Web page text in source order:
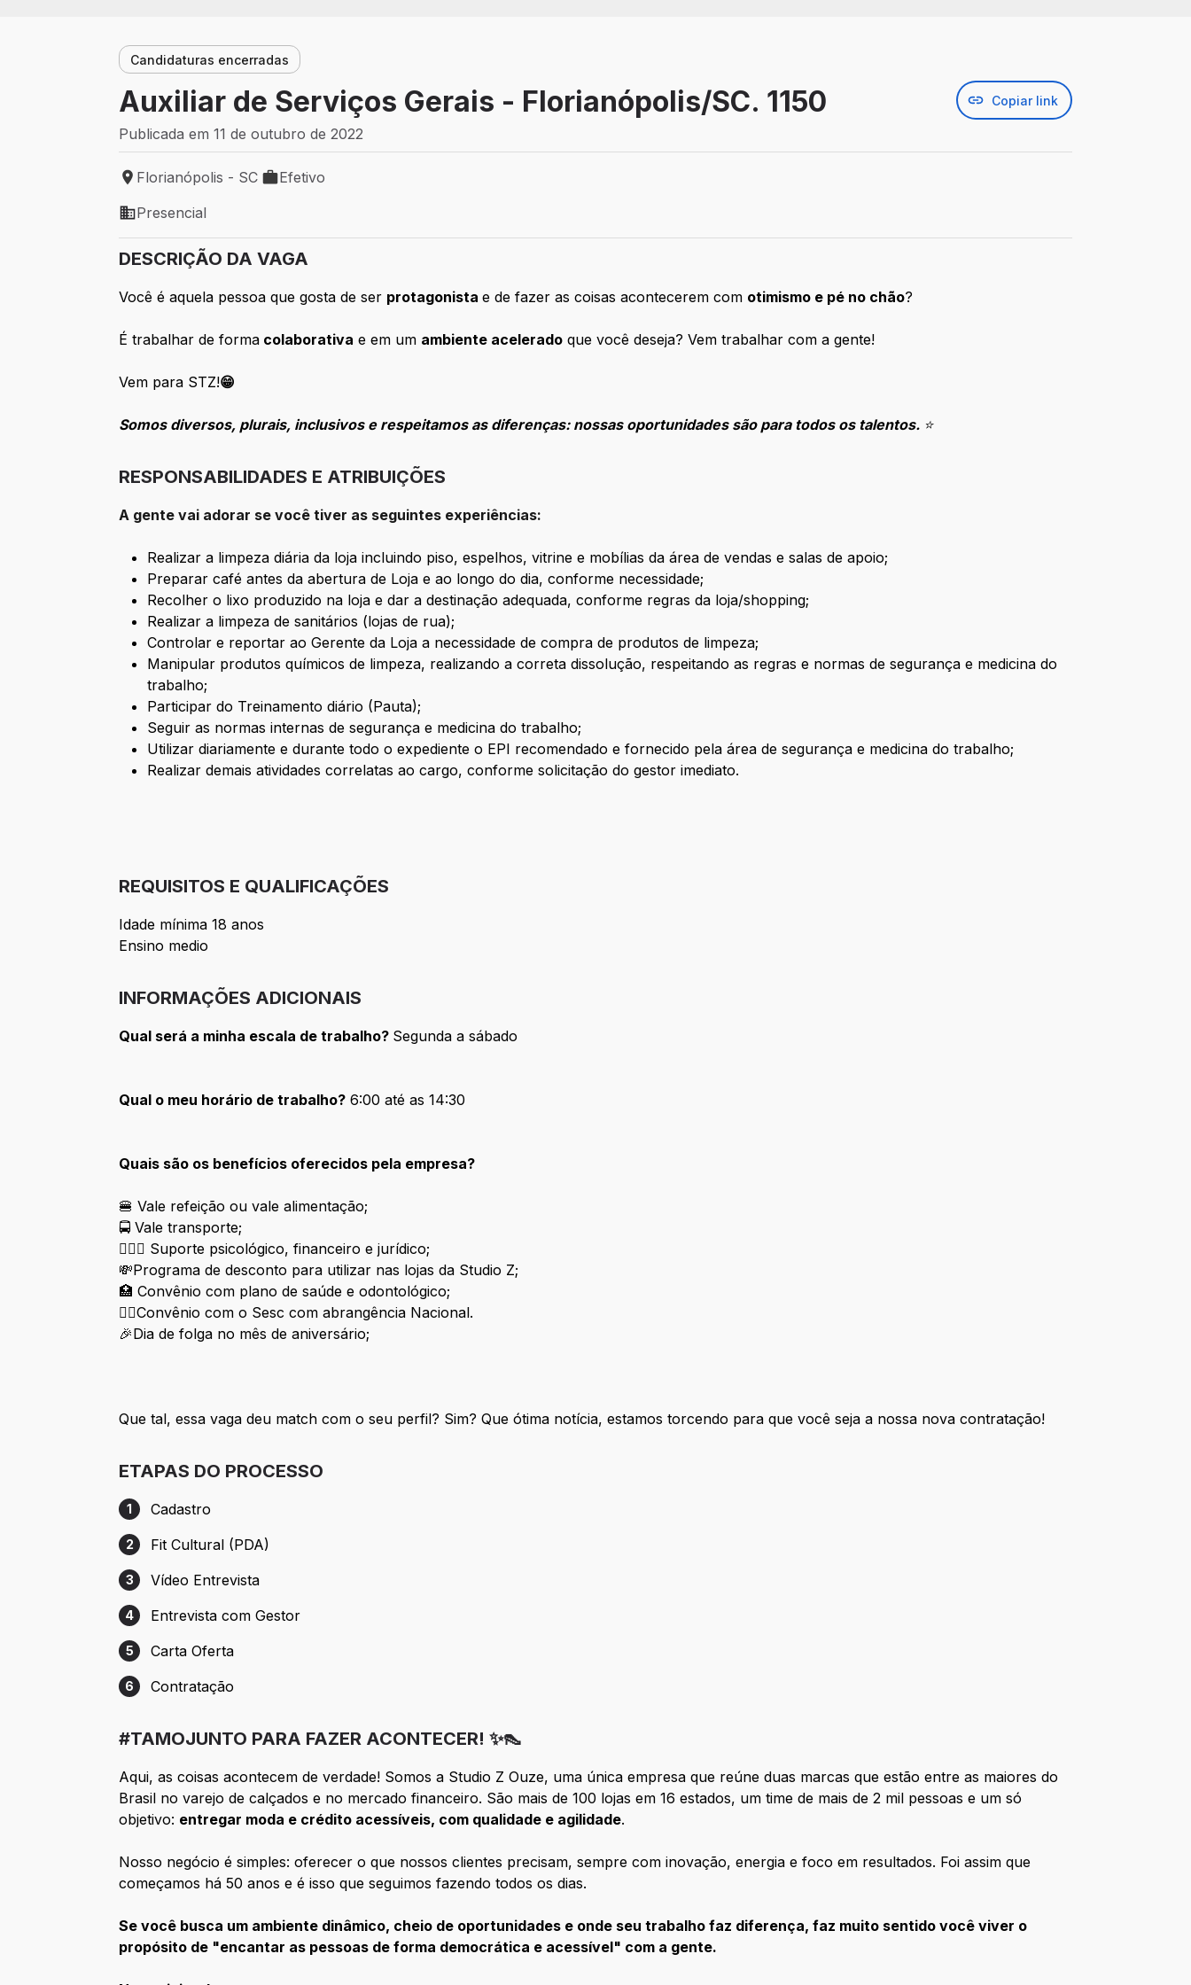
Candidaturas encerradas
Auxiliar de Serviços Gerais - Florianópolis/SC. 1150 Copiar link
Publicada em 11 de outubro de 2022
Local de trabalho: Florianópolis - SC
Florianópolis - SC
Tipo de vaga: Efetivo
Efetivo
Modelo de trabalho: Presencial
Presencial
DESCRIÇÃO DA VAGA
Você é aquela pessoa que gosta de ser protagonistae de fazer as coisas acontecerem com otimismo e pé no chão?
É trabalhar de forma colaborativa e em um ambiente acelerado que você deseja? Vem trabalhar com a gente!
Vem para STZ!😁
Somos diversos, plurais, inclusivos e respeitamos as diferenças: nossas oportunidades são para todos os talentos. ⭐
RESPONSABILIDADES E ATRIBUIÇÕES
A gente vai adorar se você tiver as seguintes experiências:
Realizar a limpeza diária da loja incluindo piso, espelhos, vitrine e mobílias da área de vendas e salas de apoio;
Preparar café antes da abertura de Loja e ao longo do dia, conforme necessidade;
Recolher o lixo produzido na loja e dar a destinação adequada, conforme regras da loja/shopping;
Realizar a limpeza de sanitários (lojas de rua);
Controlar e reportar ao Gerente da Loja a necessidade de compra de produtos de limpeza;
Manipular produtos químicos de limpeza, realizando a correta dissolução, respeitando as regras e normas de segurança e medicina do
trabalho;
Participar do Treinamento diário (Pauta);
Seguir as normas internas de segurança e medicina do trabalho;
Utilizar diariamente e durante todo o expediente o EPI recomendado e fornecido pela área de segurança e medicina do trabalho;
Realizar demais atividades correlatas ao cargo, conforme solicitação do gestor imediato.
REQUISITOS E QUALIFICAÇÕES
Idade mínima 18 anos
Ensino medio
INFORMAÇÕES ADICIONAIS
Qual será a minha escala de trabalho? Segunda a sábado
Qual o meu horário de trabalho? 6:00 até as 14:30
Quais são os benefícios oferecidos pela empresa?
🍔 Vale refeição ou vale alimentação;
🚍 Vale transporte;
👩🏽‍⚕️ Suporte psicológico, financeiro e jurídico;
💸Programa de desconto para utilizar nas lojas da Studio Z;
🏥 Convênio com plano de saúde e odontológico;
🏋🏾Convênio com o Sesc com abrangência Nacional.
🎉Dia de folga no mês de aniversário;
Que tal, essa vaga deu match com o seu perfil? Sim? Que ótima notícia, estamos torcendo para que você seja a nossa nova contratação!
ETAPAS DO PROCESSO
Etapa 1: Cadastro
1 Cadastro
Etapa 2: Fit Cultural (PDA)
2 Fit Cultural (PDA)
Etapa 3: Vídeo Entrevista
3 Vídeo Entrevista
Etapa 4: Entrevista com Gestor
4 Entrevista com Gestor
Etapa 5: Carta Oferta
5 Carta Oferta
Etapa 6: Contratação
6 Contratação
#TAMOJUNTO PARA FAZER ACONTECER! ✨👠
Aqui, as coisas acontecem de verdade! Somos a Studio Z Ouze, uma única empresa que reúne duas marcas que estão entre as maiores do
Brasil no varejo de calçados e no mercado financeiro. São mais de 100 lojas em 16 estados, um time de mais de 2 mil pessoas e um só
objetivo: entregar moda e crédito acessíveis, com qualidade e agilidade.
Nosso negócio é simples: oferecer o que nossos clientes precisam, sempre com inovação, energia e foco em resultados. Foi assim que
começamos há 50 anos e é isso que seguimos fazendo todos os dias.
Se você busca um ambiente dinâmico, cheio de oportunidades e onde seu trabalho faz diferença, faz muito sentido você viver o
propósito de "encantar as pessoas de forma democrática e acessível" com a gente.